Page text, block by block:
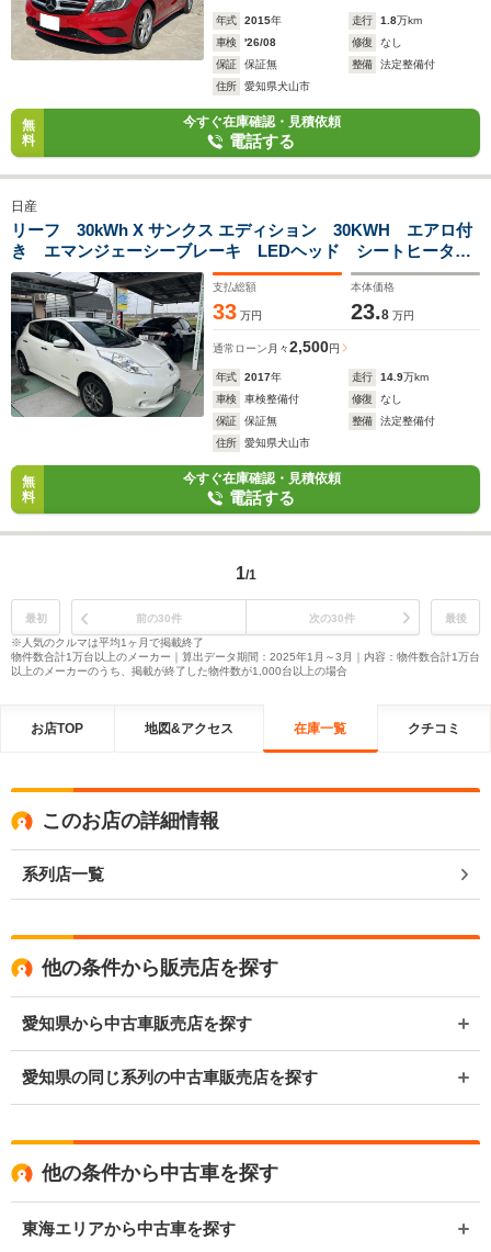
年式 2015年 走行 1.8万km
車検
'26/08 修復
なし
保証
保証無 整備
法定整備付
住所
愛知県犬山市
無
料
今すぐ在庫確認・見積依頼
電話する
日産
リーフ 30kWh X サンクス エディション 30KWH エアロ付
き エマンジェーシーブレーキ LEDヘッド シートヒータ
ー ハンドルヒーター 純正ナビ バックカメラ 地デジ イ
ンテリキー×2本 ETC スタッドT
支払総額
33 万円
本体価格
23.8 万円
通常ローン 月々2,500円
年式 2017年 走行 14.9万km
車検
車検整備付 修復
なし
保証
保証無 整備
法定整備付
住所
愛知県犬山市
無
料
今すぐ在庫確認・見積依頼
電話する
1/1
最初 前の30件 次の30件
最後
※人気のクルマは平均1ヶ月で掲載終了
物件数合計1万台以上のメーカー｜算出データ期間：2025年1月～3月｜内容：物件数合計1万台
以上のメーカーのうち、掲載が終了した物件数が1,000台以上の場合
お店TOP 地図&アクセス 在庫一覧 クチコミ
このお店の詳細情報
系列店一覧
他の条件から販売店を探す
愛知県から中古車販売店を探す
愛知県の同じ系列の中古車販売店を探す
他の条件から中古車を探す
東海エリアから中古車を探す